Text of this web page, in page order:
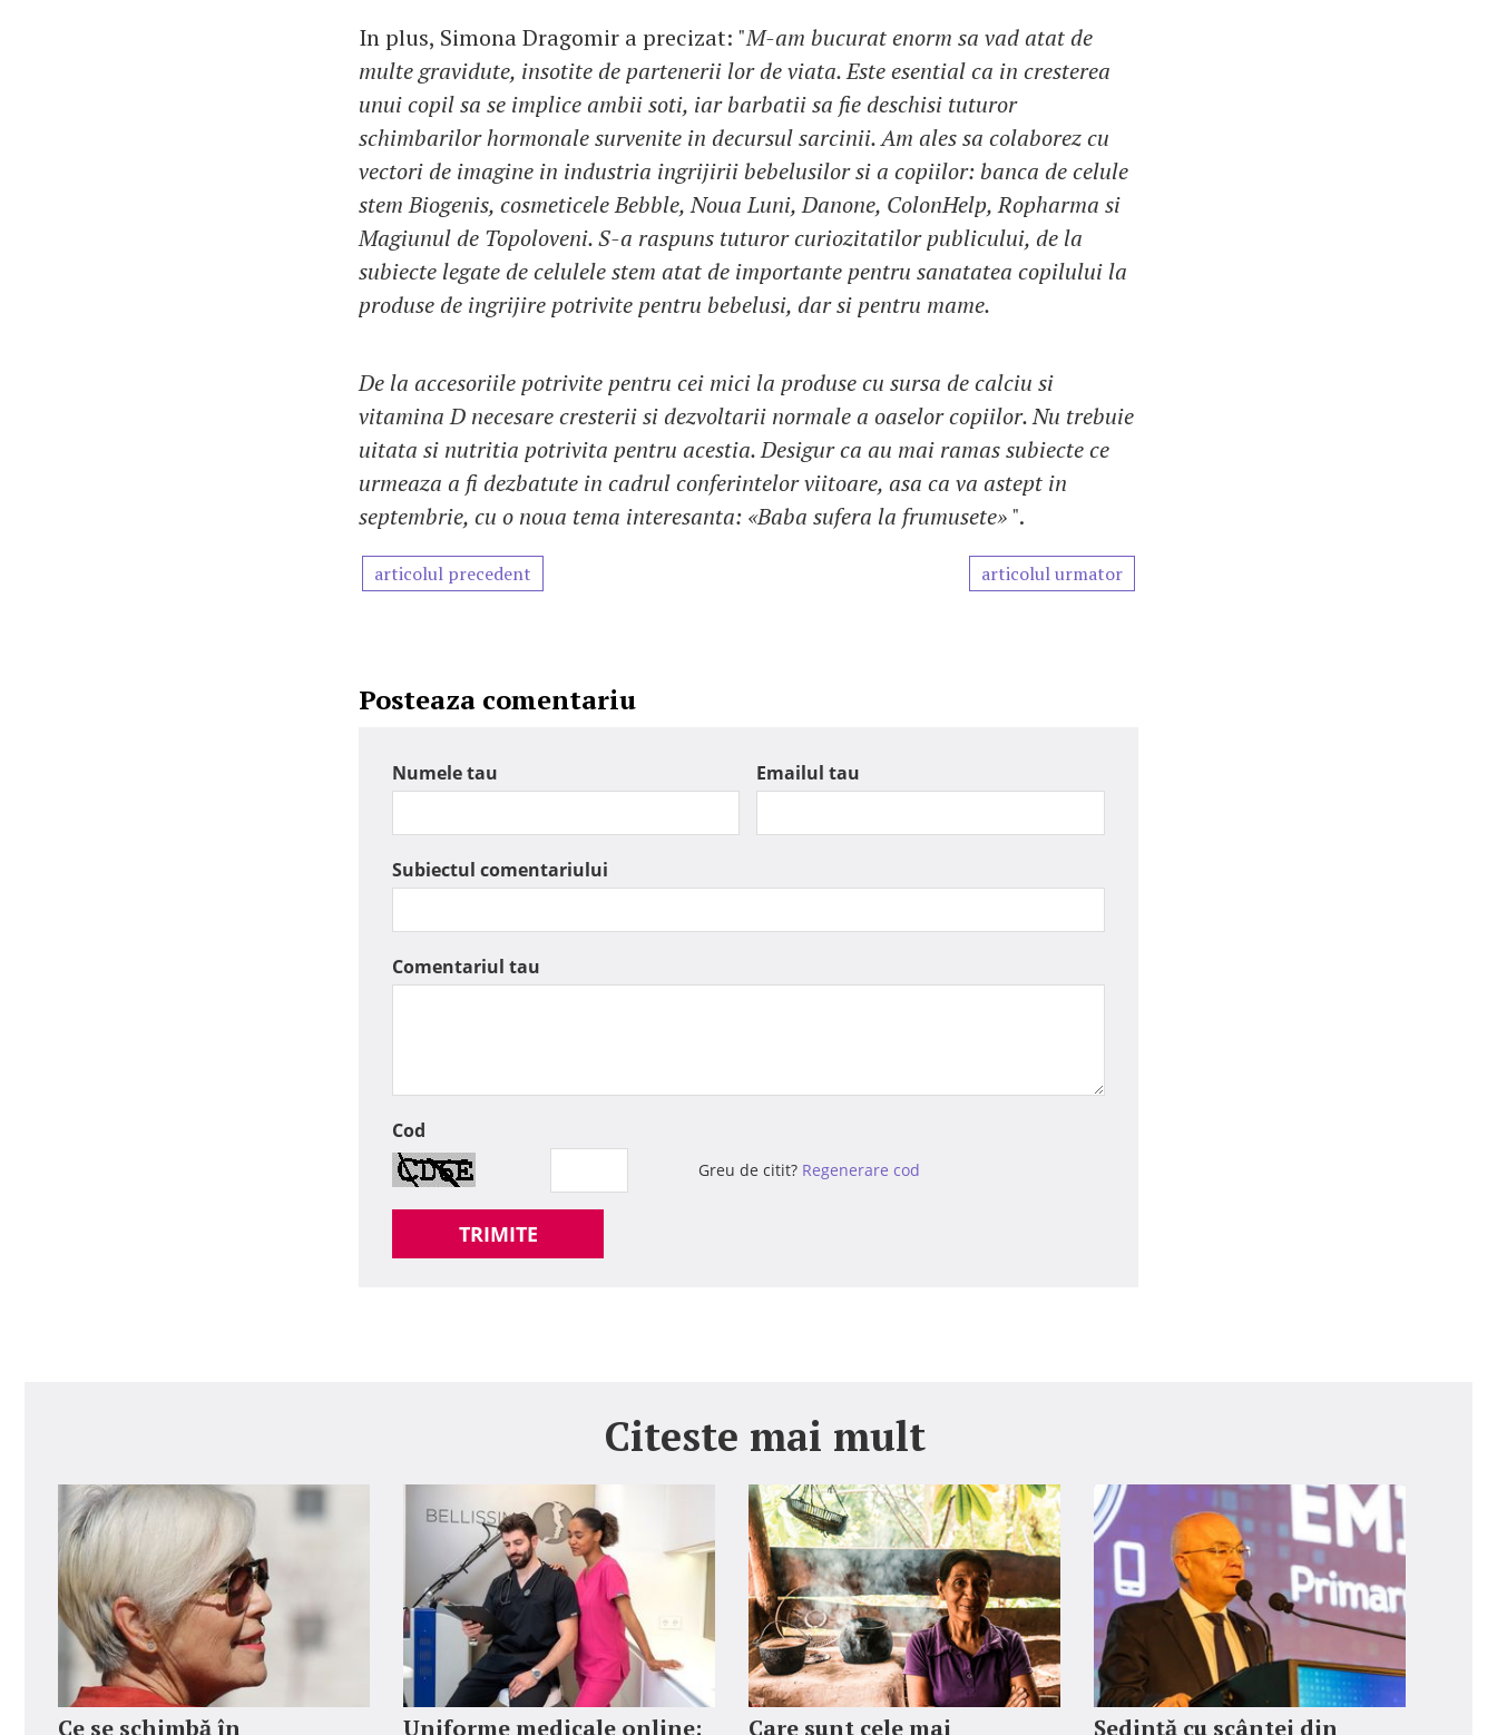
In plus, Simona Dragomir a precizat: "M-am bucurat enorm sa vad atat de
multe gravidute, insotite de partenerii lor de viata. Este esential ca in cresterea
unui copil sa se implice ambii soti, iar barbatii sa fie deschisi tuturor
schimbarilor hormonale survenite in decursul sarcinii. Am ales sa colaborez cu
vectori de imagine in industria ingrijirii bebelusilor si a copiilor: banca de celule
stem Biogenis, cosmeticele Bebble, Noua Luni, Danone, ColonHelp, Ropharma si
Magiunul de Topoloveni. S-a raspuns tuturor curiozitatilor publicului, de la
subiecte legate de celulele stem atat de importante pentru sanatatea copilului la
produse de ingrijire potrivite pentru bebelusi, dar si pentru mame.
De la accesoriile potrivite pentru cei mici la produse cu sursa de calciu si
vitamina D necesare cresterii si dezvoltarii normale a oaselor copiilor. Nu trebuie
uitata si nutritia potrivita pentru acestia. Desigur ca au mai ramas subiecte ce
urmeaza a fi dezbatute in cadrul conferintelor viitoare, asa ca va astept in
septembrie, cu o noua tema interesanta: «Baba sufera la frumusete»".
articolul precedent articolul urmator
Posteaza comentariu
Numele tau Emailul tau
Subiectul comentariului
Comentariul tau
Cod
Greu de citit? Regenerare cod
TRIMITE
Citeste mai mult
Ce se schimbă în Uniforme medicale online: Care sunt cele mai Ședință cu scântei din